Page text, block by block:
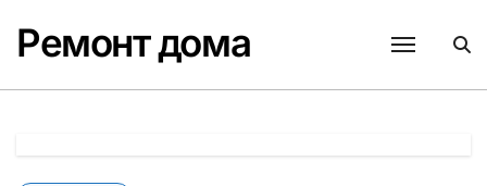
содержанию
Ремонт дома